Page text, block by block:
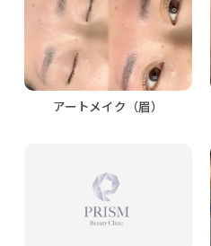
アートメイク（眉）